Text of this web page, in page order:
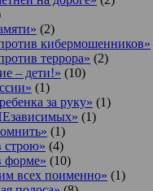
(2)
кибермошенников»
террора» (2)
– дети!» (10)
(1)
за руку» (1)
(1)
(1)
строю» (4)
форме» (10)
всех поименно» (1)